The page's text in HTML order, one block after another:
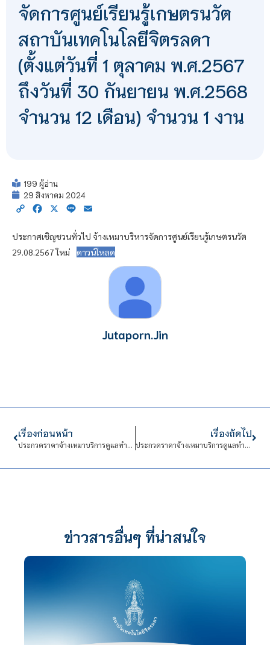
จัดการศูนย์เรียนรู้เกษตรนวัต
สถาบันเทคโนโลยีจิตรลดา
(ตั้งแต่วันที่ 1 ตุลาคม พ.ศ.2567
ถึงวันที่ 30 กันยายน พ.ศ.2568
จำนวน 12 เดือน) จำนวน 1 งาน
199 ผู้อ่าน
29 สิงหาคม 2024
Copy Facebook
X Line
ประกาศเชิญชวนทั่วไป จ้างเหมาบริหารจัดการศูนย์เรียนรู้เกษตรนวัต
29.08.2567 ใหม่
ดาวน์โหลด
Jutaporn.Jin
เรื่องก่อนหน้า
ประกวดราคาจ้างเหมาบริการดูแลทำความสะอาดอาคาร 604 605 611 612 และ 633 สถาบันเทคโนโลยีจิตรลดา (ตั้งแต่วันที่ 1 ตุลาคม พ.ศ.2567 ถึงวันที่ 30 กันยายน พ.ศ.2568 จำนวน 12 เดือน) จำนวน 1 งาน
เรื่องถัดไป
ประกวดราคาจ้างเหมาบริการดูแลทำความสะอาดอาคาร 604 605 611 612 615 และ 633 สถาบันเทคโนโลยีจิตรลดา (ตั้งแต่วันที่ 1 ตุลาคม พ.ศ.2567 ถึง 30 กันยายน พ.ศ.2568 จำนวน 12 เดือน) จำนวน 1 งาน ด้วยวิธีประกวดราคาอิเล็กทรอนิกส์ (e-bidding)
ข่าวสารอื่นๆ ที่น่าสนใจ